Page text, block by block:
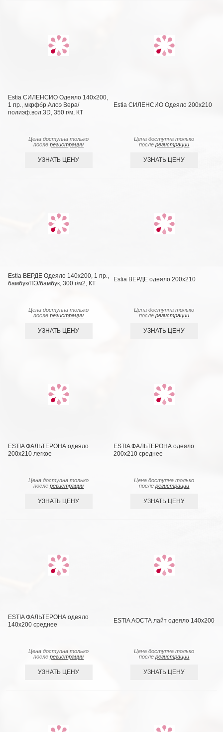
Estia СИЛЕНСИО Одеяло 140х200,
1 пр., мкрфбр.Алоэ Вера/
полиэф.вол.3D, 350 г/м, КТ
Цена доступна только
послерегистрации
УЗНАТЬ ЦЕНУ
Estia СИЛЕНСИО Одеяло 200х210
Цена доступна только
послерегистрации
УЗНАТЬ ЦЕНУ
Estia ВЕРДЕ Одеяло 140х200, 1 пр.,
бамбук/ПЭ/бамбук, 300 г/м2, КТ
Цена доступна только
послерегистрации
УЗНАТЬ ЦЕНУ
Estia ВЕРДЕ одеяло 200х210
Цена доступна только
послерегистрации
УЗНАТЬ ЦЕНУ
ESTIA ФАЛЬТЕРОНА одеяло
200х210 легкое
Цена доступна только
послерегистрации
УЗНАТЬ ЦЕНУ
ESTIA ФАЛЬТЕРОНА одеяло
200х210 среднее
Цена доступна только
послерегистрации
УЗНАТЬ ЦЕНУ
ESTIA ФАЛЬТЕРОНА одеяло
140х200 среднее
Цена доступна только
послерегистрации
УЗНАТЬ ЦЕНУ
ESTIA АОСТА лайт одеяло 140x200
Цена доступна только
послерегистрации
УЗНАТЬ ЦЕНУ